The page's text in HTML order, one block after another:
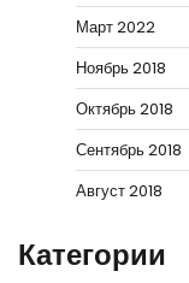
Март 2022
Ноябрь 2018
Октябрь 2018
Сентябрь 2018
Август 2018
Категории